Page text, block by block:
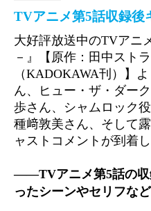
TVアニメ第5話収録後
大好評放送中のTVアニ
－』【原作：田中スト
（KADOKAWA刊）】
ん、ヒュー・ザ・ダー
歩さん、シャムロック
種﨑敦美さん、そして
ャストコメントが到着し
――TVアニメ第5話の収
ったシーンやセリフな